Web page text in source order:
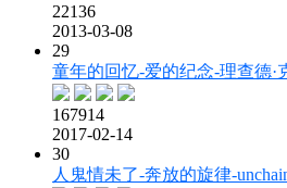
22136
2013-03-08
29
童年的回忆-爱的纪念-理查德·
167914
2017-02-14
30
人鬼情未了-奔放的旋律-